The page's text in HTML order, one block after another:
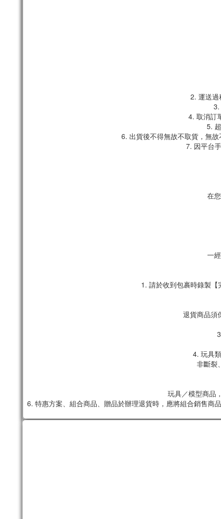
2. 運送過
3.
4. 取消訂
5.
6. 出貨後不得無故不取貨，無
7. 因平台
在
一
1. 請於收到包裹時錄製
退貨商品須
4. 玩具
非斷裂
玩具／模型商品
6. 特惠方案、組合商品、贈品於辦理退貨時，應將組合銷售商